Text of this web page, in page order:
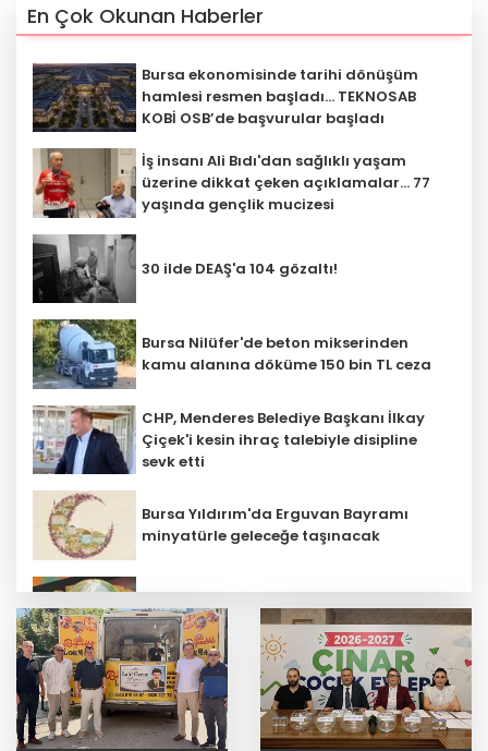
En Çok Okunan Haberler
Bursa ekonomisinde tarihi dönüşüm
hamlesi resmen başladı... TEKNOSAB
KOBİ OSB’de başvurular başladı
İş insanı Ali Bıdı'dan sağlıklı yaşam
üzerine dikkat çeken açıklamalar... 77
yaşında gençlik mucizesi
30 ilde DEAŞ'a 104 gözaltı!
Bursa Nilüfer'de beton mikserinden
kamu alanına döküme 150 bin TL ceza
CHP, Menderes Belediye Başkanı İlkay
Çiçek'i kesin ihraç talebiyle disipline
sevk etti
Bursa Yıldırım'da Erguvan Bayramı
minyatürle geleceğe taşınacak
Ödülü... Kamu kategorisinde zirvede
Özel öğrenci yurtlarına ilişkin
yönetmelik değişikliği... Geçiş süresi
uzatıldı